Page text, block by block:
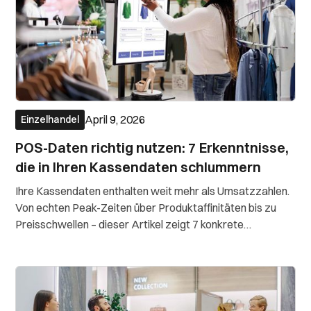
Einzelhandel April 9, 2026
POS-Daten richtig nutzen: 7 Erkenntnisse,
die in Ihren Kassendaten schlummern
Ihre Kassendaten enthalten weit mehr als Umsatzzahlen.
Von echten Peak-Zeiten über Produktaffinitäten bis zu
Preisschwellen – dieser Artikel zeigt 7 konkrete